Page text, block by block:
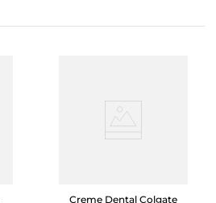
Creme Dental Colgate